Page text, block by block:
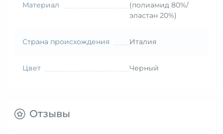
Материал
(полиамид 80%/
эластан 20%)
Страна происхождения Италия
Цвет Черный
Отзывы